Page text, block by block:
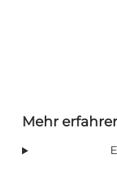
Mehr